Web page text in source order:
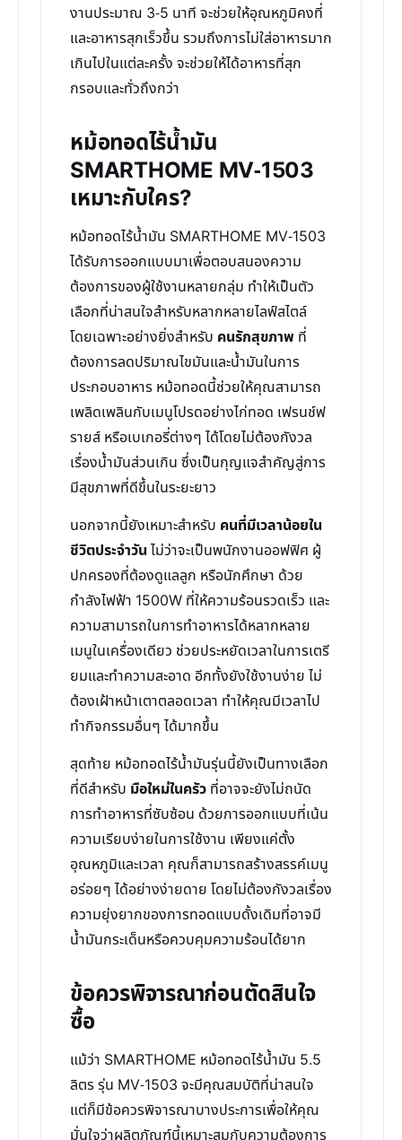
งานประมาณ 3-5 นาที จะช่วยให้อุณหภูมิคงที่
และอาหารสุกเร็วขึ้น รวมถึงการไม่ใส่อาหารมาก
เกินไปในแต่ละครั้ง จะช่วยให้ได้อาหารที่สุก
กรอบและทั่วถึงกว่า
หม้อทอดไร้น้ำมัน
SMARTHOME MV-1503
เหมาะกับใคร?
หม้อทอดไร้น้ำมัน SMARTHOME MV-1503
ได้รับการออกแบบมาเพื่อตอบสนองความ
ต้องการของผู้ใช้งานหลายกลุ่ม ทำให้เป็นตัว
เลือกที่น่าสนใจสำหรับหลากหลายไลฟ์สไตล์
โดยเฉพาะอย่างยิ่งสำหรับ คนรักสุขภาพ ที่
ต้องการลดปริมาณไขมันและน้ำมันในการ
ประกอบอาหาร หม้อทอดนี้ช่วยให้คุณสามารถ
เพลิดเพลินกับเมนูโปรดอย่างไก่ทอด เฟรนช์ฟ
รายส์ หรือเบเกอรี่ต่างๆ ได้โดยไม่ต้องกังวล
เรื่องน้ำมันส่วนเกิน ซึ่งเป็นกุญแจสำคัญสู่การ
มีสุขภาพที่ดีขึ้นในระยะยาว
นอกจากนี้ยังเหมาะสำหรับ คนที่มีเวลาน้อยใน
ชีวิตประจำวัน ไม่ว่าจะเป็นพนักงานออฟฟิศ ผู้
ปกครองที่ต้องดูแลลูก หรือนักศึกษา ด้วย
กำลังไฟฟ้า 1500W ที่ให้ความร้อนรวดเร็ว และ
ความสามารถในการทำอาหารได้หลากหลาย
เมนูในเครื่องเดียว ช่วยประหยัดเวลาในการเตรี
ยมและทำความสะอาด อีกทั้งยังใช้งานง่าย ไม่
ต้องเฝ้าหน้าเตาตลอดเวลา ทำให้คุณมีเวลาไป
ทำกิจกรรมอื่นๆ ได้มากขึ้น
สุดท้าย หม้อทอดไร้น้ำมันรุ่นนี้ยังเป็นทางเลือก
ที่ดีสำหรับ มือใหม่ในครัว ที่อาจจะยังไม่ถนัด
การทำอาหารที่ซับซ้อน ด้วยการออกแบบที่เน้น
ความเรียบง่ายในการใช้งาน เพียงแค่ตั้ง
อุณหภูมิและเวลา คุณก็สามารถสร้างสรรค์เมนู
อร่อยๆ ได้อย่างง่ายดาย โดยไม่ต้องกังวลเรื่อง
ความยุ่งยากของการทอดแบบดั้งเดิมที่อาจมี
น้ำมันกระเด็นหรือควบคุมความร้อนได้ยาก
ข้อควรพิจารณาก่อนตัดสินใจ
ซื้อ
แม้ว่า SMARTHOME หม้อทอดไร้น้ำมัน 5.5
ลิตร รุ่น MV-1503 จะมีคุณสมบัติที่น่าสนใจ
แต่ก็มีข้อควรพิจารณาบางประการเพื่อให้คุณ
มั่นใจว่าผลิตภัณฑ์นี้เหมาะสมกับความต้องการ